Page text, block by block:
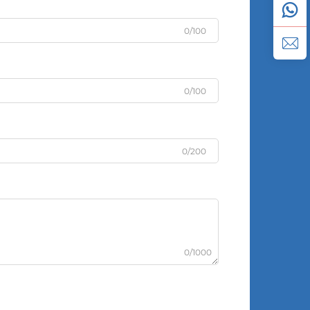
0/100
0/100
0/200
0/1000